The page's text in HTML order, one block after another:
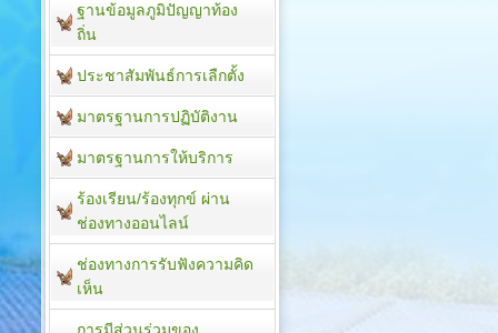
ฐานข้อมูลภูมิปัญญาท้อง
ถิ่น
ประชาสัมพันธ์การเลืกตั้ง
มาตรฐานการปฏิบัติงาน
มาตรฐานการให้บริการ
ร้องเรียน/ร้องทุกข์ ผ่าน
ช่องทางออนไลน์
ช่องทางการรับฟังความคิด
เห็น